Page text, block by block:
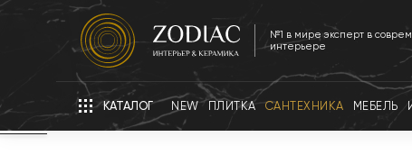
№1 в мире эксперт в
интерьере
КАТАЛОГ NEW ПЛИТКА САНТЕХНИКА МЕБЕЛЬ